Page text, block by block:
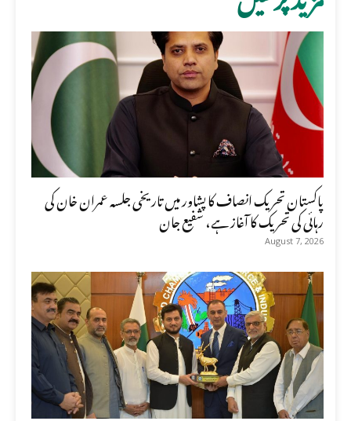
پاکستان تحریک انصاف کا پشاور میں تاریخی جلسہ عمران خان کی
رہائی کی تحریک کا آغاز ہے، شفیع جان
August 7, 2026